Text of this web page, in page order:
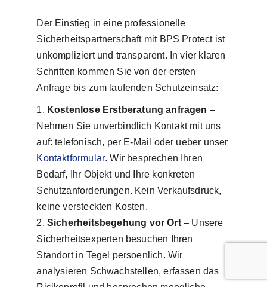
Der Einstieg in eine professionelle
Sicherheitspartnerschaft mit BPS Protect ist
unkompliziert und transparent. In vier klaren
Schritten kommen Sie von der ersten
Anfrage bis zum laufenden Schutzeinsatz:
Kostenlose Erstberatung anfragen –
Nehmen Sie unverbindlich Kontakt mit uns
auf: telefonisch, per E-Mail oder ueber unser
Kontaktformular. Wir besprechen Ihren
Bedarf, Ihr Objekt und Ihre konkreten
Schutzanforderungen. Kein Verkaufsdruck,
keine versteckten Kosten.
Sicherheitsbegehung vor Ort– Unsere
Sicherheitsexperten besuchen Ihren
Standort in Tegel persoenlich. Wir
analysieren Schwachstellen, erfassen das